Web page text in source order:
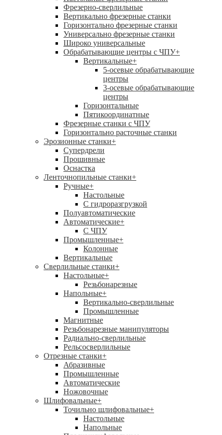
Фрезерно-сверлильные
Вертикально фрезерные станки
Горизонтально фрезерные станки
Универсально фрезерные станки
Широко универсальные
Обрабатывающие центры с ЧПУ+
Вертикальные+
5-осевые обрабатывающие
центры
3-осевые обрабатывающие
центры
Горизонтальные
Пятикоординатные
Фрезерные станки с ЧПУ
Горизонтально расточные станки
Эрозионные станки+
Супердрели
Прошивные
Оснастка
Ленточнопильные станки+
Ручные+
Настольные
С гидроразгрузкой
Полуавтоматические
Автоматические+
С ЧПУ
Промышленные+
Колонные
Вертикальные
Сверлильные станки+
Настольные+
Резьбонарезные
Напольные+
Вертикально-сверлильные
Промышленные
Магнитные
Резьбонарезные манипуляторы
Радиально-сверлильные
Рельсосверлильные
Отрезные станки+
Абразивные
Промышленные
Автоматические
Ножовочные
Шлифовальные+
Точильно шлифовальные+
Настольные
Напольные